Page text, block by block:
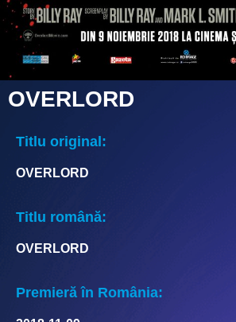
OVERLORD
Titlu original:
OVERLORD
Titlu română:
OVERLORD
Premieră în România: